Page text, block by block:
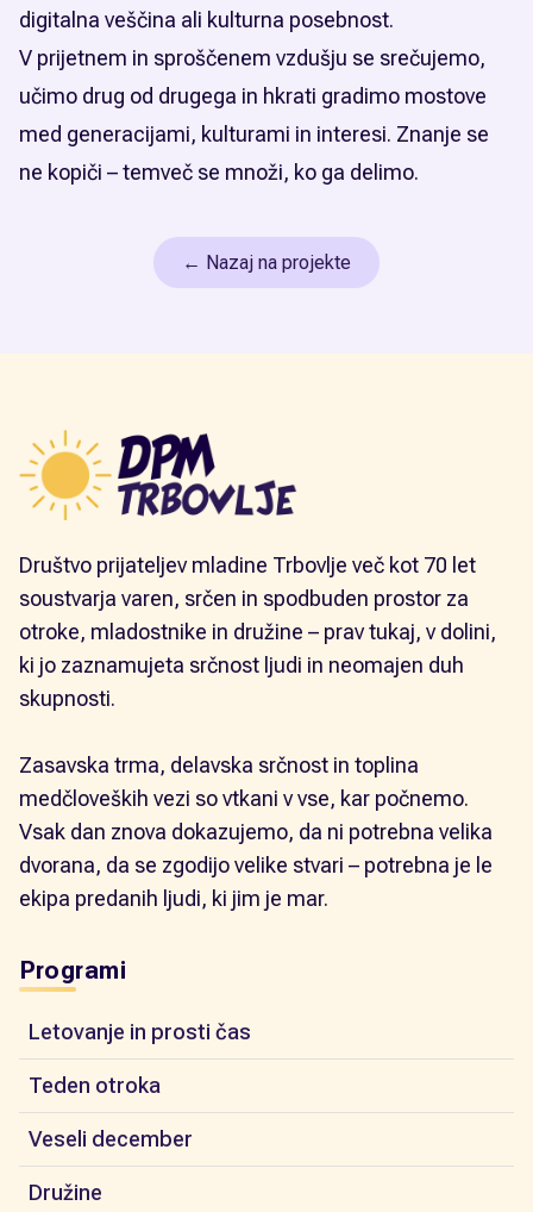
digitalna veščina ali kulturna posebnost.
V prijetnem in sproščenem vzdušju se srečujemo,
učimo drug od drugega in hkrati gradimo mostove
med generacijami, kulturami in interesi. Znanje se
ne kopiči – temveč se množi, ko ga delimo.
← Nazaj na projekte
Društvo prijateljev mladine Trbovlje več kot 70 let
soustvarja varen, srčen in spodbuden prostor za
otroke, mladostnike in družine – prav tukaj, v dolini,
ki jo zaznamujeta srčnost ljudi in neomajen duh
skupnosti.
Zasavska trma, delavska srčnost in toplina
medčloveških vezi so vtkani v vse, kar počnemo.
Vsak dan znova dokazujemo, da ni potrebna velika
dvorana, da se zgodijo velike stvari – potrebna je le
ekipa predanih ljudi, ki jim je mar.
Programi
Letovanje in prosti čas
Teden otroka
Veseli december
Družine